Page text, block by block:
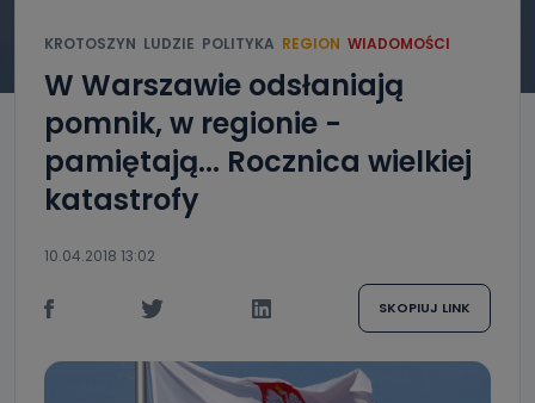
KROTOSZYN LUDZIE POLITYKA REGION WIADOMOŚCI
W Warszawie odsłaniają
pomnik, w regionie -
pamiętają... Rocznica wielkiej
katastrofy
10.04.2018 13:02
SKOPIUJ LINK